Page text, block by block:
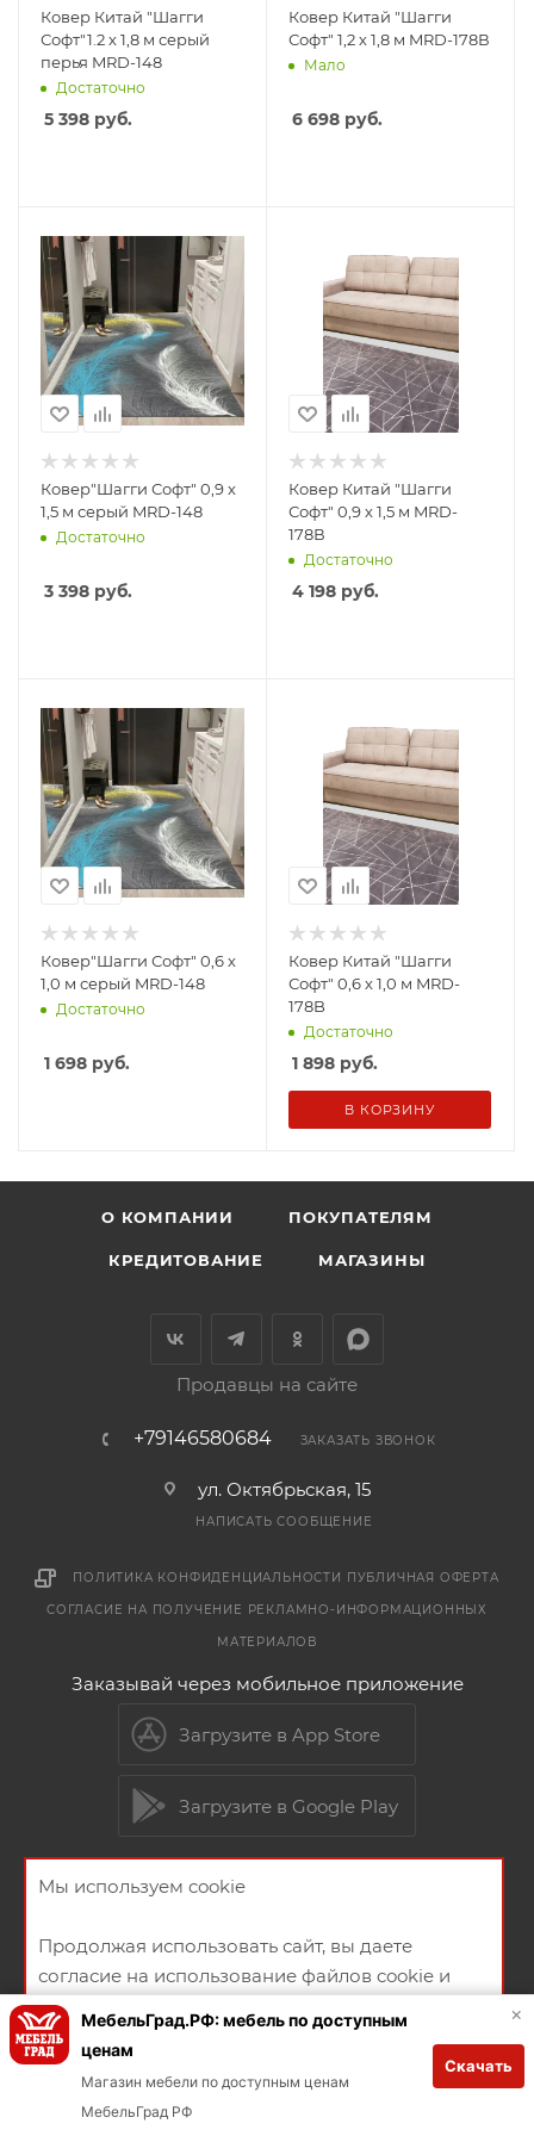
Ковер Китай "Шагги
Софт"1.2 х 1,8 м серый
перья MRD-148
Достаточно
5 398 руб.
Ковер Китай "Шагги
Софт" 1,2 х 1,8 м MRD-178В
Мало
6 698 руб.
Ковер"Шагги Софт" 0,9 х
1,5 м серый MRD-148
Достаточно
3 398 руб.
Ковер Китай "Шагги
Софт" 0,9 х 1,5 м MRD-
178В
Достаточно
4 198 руб.
Ковер"Шагги Софт" 0,6 х
1,0 м серый MRD-148
Достаточно
1 698 руб.
Ковер Китай "Шагги
Софт" 0,6 х 1,0 м MRD-
178B
Достаточно
1 898 руб.
В КОРЗИНУ
О КОМПАНИИ ПОКУПАТЕЛЯМ
КРЕДИТОВАНИЕ МАГАЗИНЫ
Продавцы на сайте
+79146580684 ЗАКАЗАТЬ ЗВОНОК
ул. Октябрьская, 15
НАПИСАТЬ СООБЩЕНИЕ
ПОЛИТИКА КОНФИДЕНЦИАЛЬНОСТИ ПУБЛИЧНАЯ ОФЕРТА
СОГЛАСИЕ НА ПОЛУЧЕНИЕ РЕКЛАМНО-ИНФОРМАЦИОННЫХ
МАТЕРИАЛОВ
Заказывай через мобильное приложение
Загрузите в App Store
Загрузите в Google Play
Мы используем cookie
Продолжая использовать сайт, вы даете
согласие на использование файлов cookie и
политикой конфиденциальности
ХОРОШО
×
МебельГрад.РФ: мебель по доступным
ценам
Магазин мебели по доступным ценам
МебельГрад РФ
Скачать